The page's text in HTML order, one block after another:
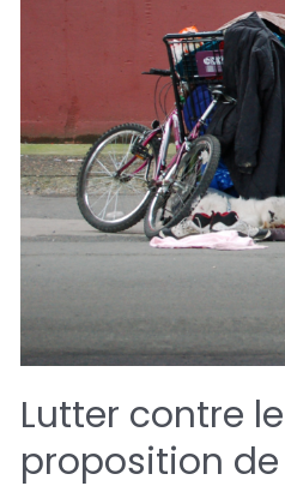
Lutter contre
proposition